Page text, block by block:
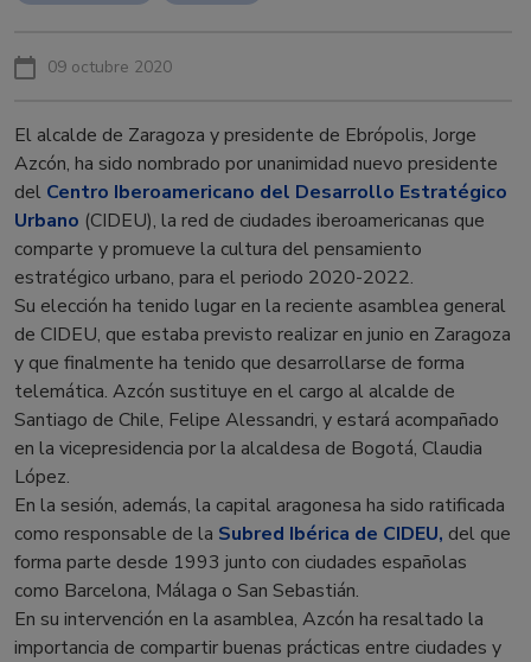
09 octubre 2020
El alcalde de Zaragoza y presidente de Ebrópolis, Jorge
Azcón, ha sido nombrado por unanimidad nuevo presidente
del Centro Iberoamericano del Desarrollo Estratégico
Urbano (CIDEU), la red de ciudades iberoamericanas que
comparte y promueve la cultura del pensamiento
estratégico urbano, para el periodo 2020-2022.
Su elección ha tenido lugar en la reciente asamblea general
de CIDEU, que estaba previsto realizar en junio en Zaragoza
y que finalmente ha tenido que desarrollarse de forma
telemática. Azcón sustituye en el cargo al alcalde de
Santiago de Chile, Felipe Alessandri, y estará acompañado
en la vicepresidencia por la alcaldesa de Bogotá, Claudia
López.
En la sesión, además, la capital aragonesa ha sido ratificada
como responsable de la Subred Ibérica de CIDEU, del que
forma parte desde 1993 junto con ciudades españolas
como Barcelona, Málaga o San Sebastián.
En su intervención en la asamblea, Azcón ha resaltado la
importancia de compartir buenas prácticas entre ciudades y